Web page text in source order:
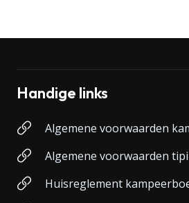
Handige links
Algemene voorwaarden
Algemene voorwaarden
Huisreglement